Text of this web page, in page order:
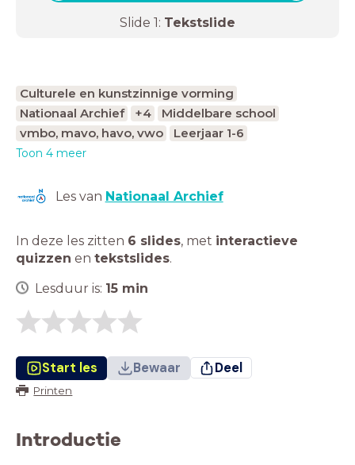
Slide 1: Tekstslide
Culturele en kunstzinnige vorming
Nationaal Archief
+4
Middelbare school
vmbo, mavo, havo, vwo
Leerjaar 1-6
Toon 4 meer
Les van Nationaal Archief
In deze les zitten 6 slides, met interactieve
quizzen en tekstslides.
Lesduur is: 15 min
Start les Bewaar Deel
Printen
Introductie